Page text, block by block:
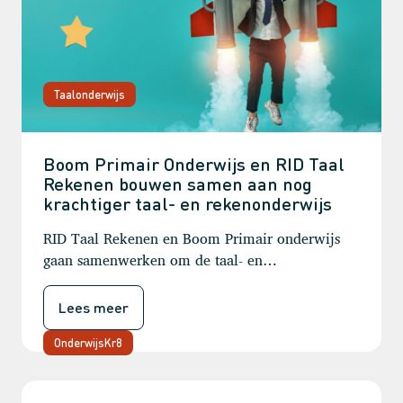
Taalonderwijs
Boom Primair Onderwijs en RID Taal
Rekenen bouwen samen aan nog
krachtiger taal- en rekenonderwijs
RID Taal Rekenen en Boom Primair onderwijs
gaan samenwerken om de taal- en
rekenontwikkeling van kinderen een extra
impuls te geven. Vanaf nu kunnen basisscholen
via Boom Primair Onderwijs door RID
ontwikkelde, evidence-based methodieken en
Lees meer
OnderwijsKr8